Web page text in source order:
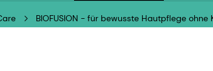
BIOFUSION - für bewusste Hautpflege ohne